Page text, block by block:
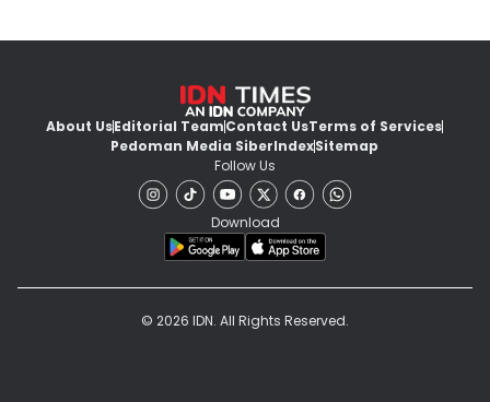
About UsEditorial TeamContact UsTerms of Services
Pedoman Media SiberIndexSitemap
Follow Us
Download
© 2026 IDN. All Rights Reserved.